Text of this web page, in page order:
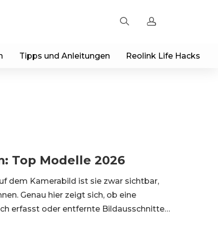
Registrieren
Tipps und Anleitungen Reolink Life Hacks
Top Modelle 2026
dem Kamerabild ist sie zwar sichtbar,
Genau hier zeigt sich, ob eine
erfasst oder entfernte Bildausschnitte